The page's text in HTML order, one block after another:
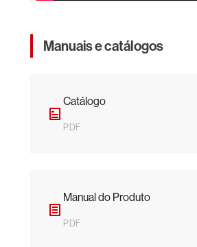
Manuais e catálogos
Catálogo
PDF
Manual do Produto
PDF